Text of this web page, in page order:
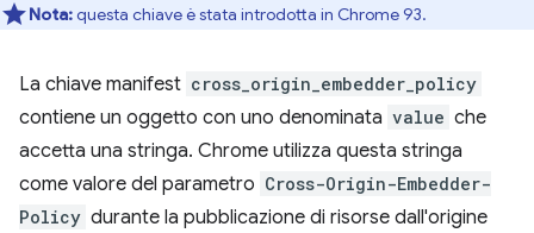
Nota:questa chiave è stata introdotta in Chrome 93.
La chiave manifest cross_origin_embedder_policy
contiene un oggetto con uno denominata value che
accetta una stringa. Chrome utilizza questa stringa
come valore del parametro Cross-Origin-Embedder-
Policy durante la pubblicazione di risorse dall'origine